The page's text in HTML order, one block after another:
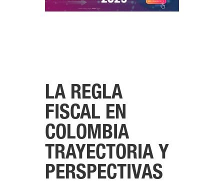
LA REGLA
FISCAL EN
COLOMBIA
TRAYECTORIA Y
PERSPECTIVAS